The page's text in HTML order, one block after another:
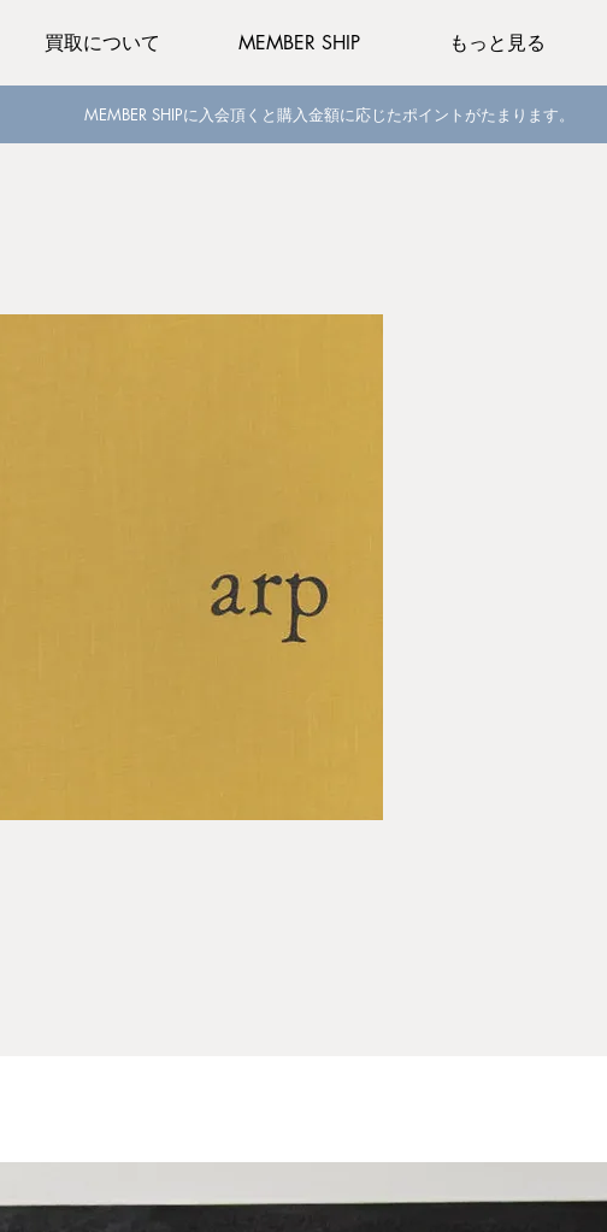
買取について MEMBER SHIP もっと見る
MEMBER SHIPに入会頂くと購入金額に応じたポイントがたまります。